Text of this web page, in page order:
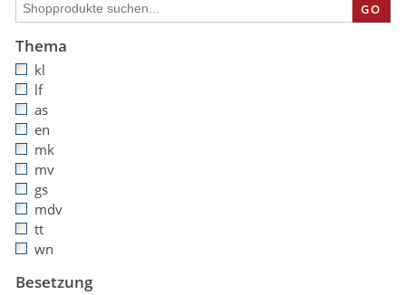
GO
Thema
kl
lf
as
en
mk
mv
gs
mdv
tt
wn
Besetzung